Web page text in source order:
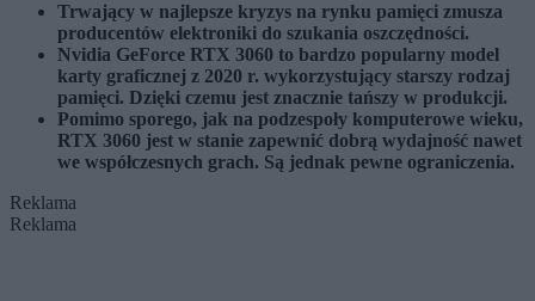
Trwający w najlepsze kryzys na rynku pamięci zmusza
producentów elektroniki do szukania oszczędności.
Nvidia GeForce RTX 3060 to bardzo popularny model
karty graficznej z 2020 r. wykorzystujący starszy rodzaj
pamięci. Dzięki czemu jest znacznie tańszy w produkcji.
Pomimo sporego, jak na podzespoły komputerowe wieku,
RTX 3060 jest w stanie zapewnić dobrą wydajność nawet
we współczesnych grach. Są jednak pewne ograniczenia.
Reklama
Reklama